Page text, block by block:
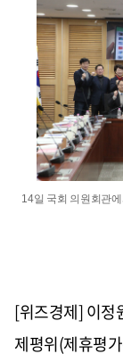
14일 국회 의원회관
[위즈경제] 이정
제평위(제휴평